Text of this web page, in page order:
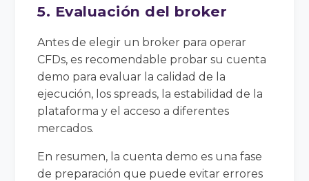
5. Evaluación del broker
Antes de elegir un broker para operar
CFDs, es recomendable probar su cuenta
demo para evaluar la calidad de la
ejecución, los spreads, la estabilidad de la
plataforma y el acceso a diferentes
mercados.
En resumen, la cuenta demo es una fase
de preparación que puede evitar errores